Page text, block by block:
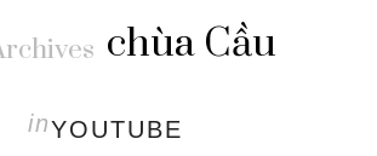
chùa Cầu
inYOUTUBE